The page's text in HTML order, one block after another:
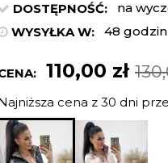
DOSTĘPNOŚĆ:
na
WYSYŁKA W:
48 godzin
110,00 zł
cena z 30 dni
Jeżeli
niż 30